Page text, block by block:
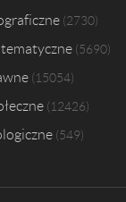
2730
5690
15054
12426
549